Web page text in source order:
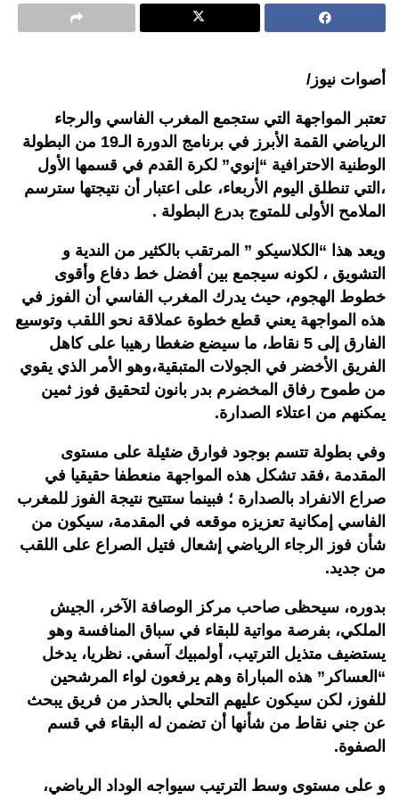
أصوات نيوز/
تعتبر المواجهة التي ستجمع المغرب الفاسي والرجاء
الرياضي القمة الأبرز في برنامج الدورة الـ19 من البطولة
الوطنية الاحترافية “إنوي” لكرة القدم في قسمها الأول
،التي تنطلق اليوم الأربعاء، على اعتبار أن نتيجتها سترسم
الملامح الأولى للمتوج بدرع البطولة .
ويعد هذا “الكلاسيكو ” المرتقب بالكثير من الندية و
التشويق ، لكونه سيجمع بين أفضل خط دفاع وأقوى
خطوط الهجوم، حيث يدرك المغرب الفاسي أن الفوز في
هذه المواجهة يعني قطع خطوة عملاقة نحو اللقب وتوسيع
الفارق إلى 5 نقاط، ما سيضع ضغطا رهيبا على كاهل
الفريق الأخضر في الجولات المتبقية،وهو الأمر الذي يقوي
من طموح رفاق المخضرم بدر بانون لتحقيق فوز ثمين
يمكنهم من اعتلاء الصدارة.
وفي بطولة تتسم بوجود فوارق ضئيلة على مستوى
المقدمة ،فقد تشكل هذه المواجهة منعطفا حقيقيا في
صراع الانفراد بالصدارة ؛ فبينما ستتيح نتيجة الفوز للمغرب
الفاسي إمكانية تعزيزه موقعه في المقدمة، سيكون من
شأن فوز الرجاء الرياضي إشعال فتيل الصراع على اللقب
من جديد.
بدوره، سيحظى صاحب مركز الوصافة الآخر، الجيش
الملكي، بفرصة مواتية للبقاء في سباق المنافسة وهو
يستضيف متذيل الترتيب، أولمبيك آسفي. نظريا، يدخل
“العساكر” هذه المباراة وهم يرفعون لواء المرشحين
للفوز، لكن سيكون عليهم التحلي بالحذر من فريق يبحث
عن جني نقاط من شأنها أن تضمن له البقاء في قسم
الصفوة.
و على مستوى وسط الترتيب سيواجه الوداد الرياضي،